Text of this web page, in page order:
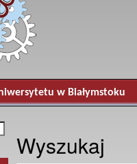
w Białymstoku
Wyszukaj